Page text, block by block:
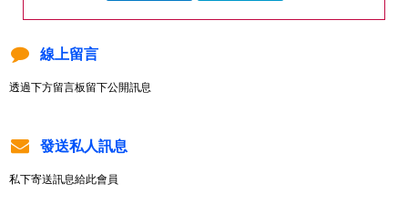
線上留言
透過下方留言板留下公開訊息
發送私人訊息
私下寄送訊息給此會員